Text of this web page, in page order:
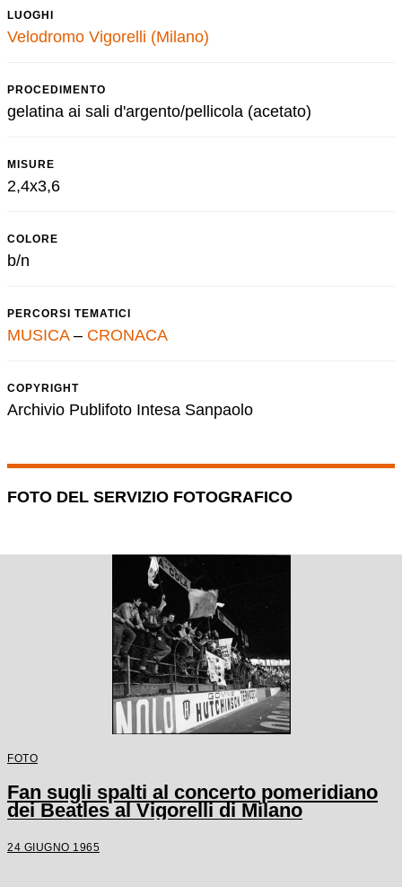
LUOGHI
Velodromo Vigorelli (Milano)
PROCEDIMENTO
gelatina ai sali d'argento/pellicola (acetato)
MISURE
2,4x3,6
COLORE
b/n
PERCORSI TEMATICI
MUSICA– CRONACA
COPYRIGHT
Archivio Publifoto Intesa Sanpaolo
FOTO DEL SERVIZIO FOTOGRAFICO
FOTO
Fan sugli spalti al concerto pomeridiano
dei Beatles al Vigorelli di Milano
24 GIUGNO 1965